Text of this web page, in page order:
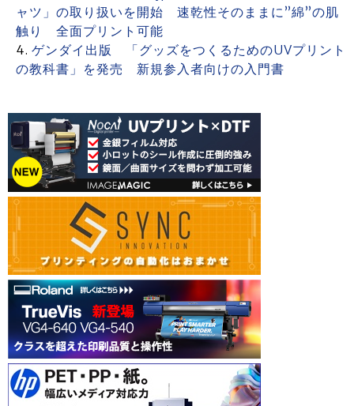
ャツ」の取り扱いを開始 速乾性そのままに”綿”の肌
触り 全面プリント可能
ゲンダイ出版 「グッズをつくるためのUVプリント
の教科書」を発売 新規参入者向けの入門書